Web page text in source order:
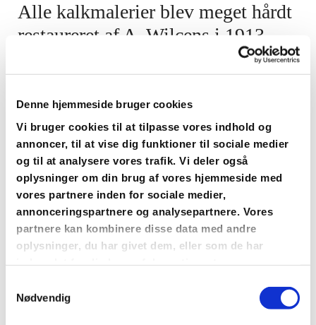
Denne hjemmeside bruger cookies
Vi bruger cookies til at tilpasse vores indhold og
annoncer, til at vise dig funktioner til sociale medier
og til at analysere vores trafik. Vi deler også
oplysninger om din brug af vores hjemmeside med
vores partnere inden for sociale medier,
annonceringspartnere og analysepartnere. Vores
partnere kan kombinere disse data med andre
oplysninger, du har givet dem, eller som de har
Nødvendig
Alle kalkmalerier blev meget hårdt
restaureret af A. Wilcens i 1913,
rankeslynget helt ind i korets nyere
vinduer. Derudover tog han sig den
frihed at anbringe kirkens
hovedkonservator, professor dr.
Haupt (med afbankningshammer)
og kirkens daværende
dansksindede præst P. Andersen
(1912-25) i tysk præstedragt, i hver
sin blomst på syd- og nordvæggen.
Bjælkeloftets udsmykning, ranker
og mønstre, kan ligeledes henføres